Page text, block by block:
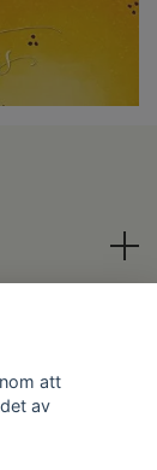
att
av